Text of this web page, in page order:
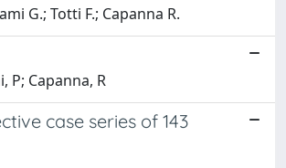
G.; Totti F.; Capanna R.
P; Capanna, R
case series of 143